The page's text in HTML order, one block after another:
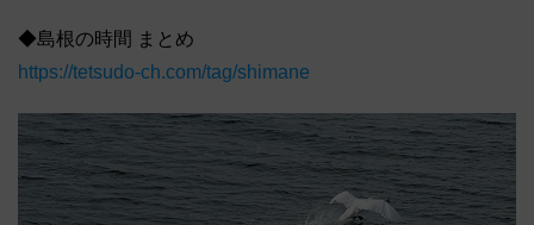
◆島根の時間 まとめ
https://tetsudo-ch.com/tag/shimane